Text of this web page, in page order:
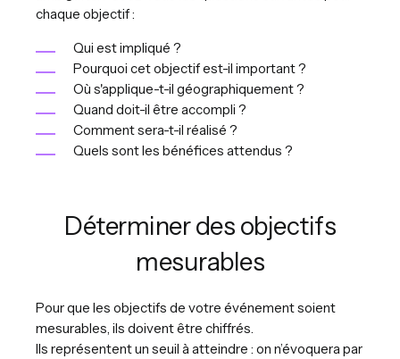
chaque objectif :
Qui est impliqué ?
Pourquoi cet objectif est-il important ?
Où s'applique-t-il géographiquement ?
Quand doit-il être accompli ?
Comment sera-t-il réalisé ?
Quels sont les bénéfices attendus ?
Déterminer des objectifs
mesurables
Pour que les objectifs de votre événement soient
mesurables, ils doivent être chiffrés.
Ils représentent un seuil à atteindre : on n’évoquera par